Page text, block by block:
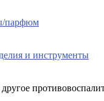
парфюм
и инструменты